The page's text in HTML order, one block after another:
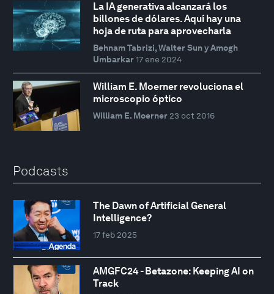
La IA generativa alcanzará los
billones de dólares. Aquí hay una
hoja de ruta para aprovecharla
Behnam Tabrizi, Walter Sun y Amogh
Umbarkar 17 ene 2024
William E. Moerner revoluciona el
microscopio óptico
William E. Moerner 23 oct 2016
Podcasts
The Dawn of Artificial General
Intelligence?
17 feb 2025
AMGFC24 - Betazone: Keeping AI on
Track